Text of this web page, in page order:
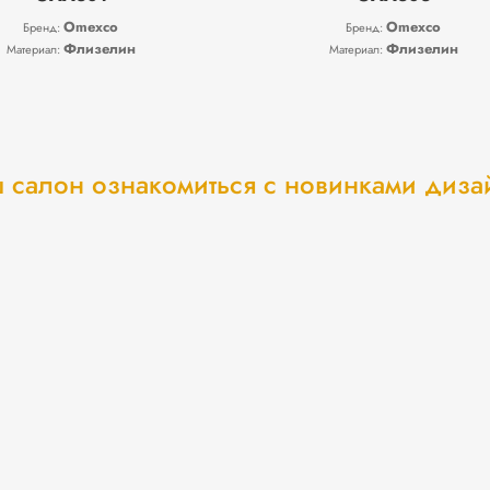
Бренд:Omexco
Материал: Флизелин
Бренд:Omexco
Материал: Флизелин
ознакомиться с новинками